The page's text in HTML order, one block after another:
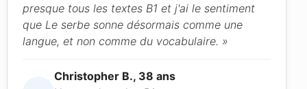
presque tous les textes B1 et j'ai le sentiment
que Le serbe sonne désormais comme une
langue, et non comme du vocabulaire. »
Christopher B., 38 ans